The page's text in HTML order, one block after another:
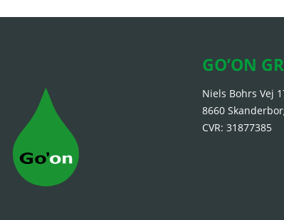
GO’ON
Niels Bohrs Vej
8660
CVR: 31877385